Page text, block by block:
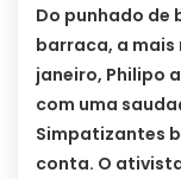
Do punhado de
barraca, a mais
janeiro, Philipo
com uma
Simpatizantes
conta. O